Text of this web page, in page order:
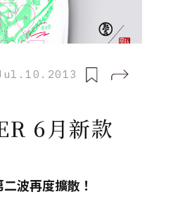
6月新款
波再度擴散！